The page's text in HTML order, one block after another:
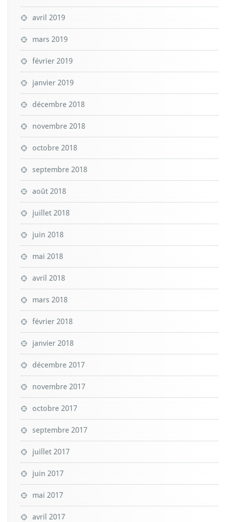
avril 2019
mars 2019
février 2019
janvier 2019
décembre 2018
novembre 2018
octobre 2018
septembre 2018
août 2018
juillet 2018
juin 2018
mai 2018
avril 2018
mars 2018
février 2018
janvier 2018
décembre 2017
novembre 2017
octobre 2017
septembre 2017
juillet 2017
juin 2017
mai 2017
avril 2017